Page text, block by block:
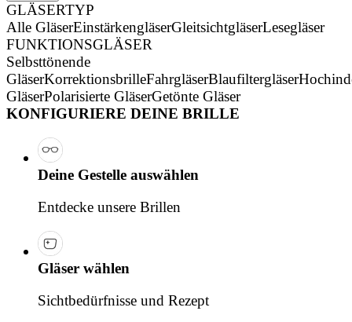
GLÄSERTYP
Alle GläserEinstärkengläserGleitsichtgläserLesegläser
FUNKTIONSGLÄSER
Selbsttönende
GläserKorrektionsbrilleFahrgläserBlaufiltergläser
GläserPolarisierte GläserGetönte Gläser
KONFIGURIERE DEINE BRILLE
Deine Gestelle auswählen
Entdecke unsere Brillen
Gläser wählen
Sichtbedürfnisse und Rezept